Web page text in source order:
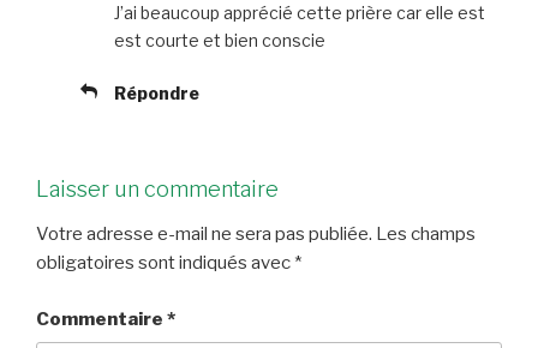
J’ai beaucoup apprécié cette prière car elle est
est courte et bien conscie
Répondre
Laisser un commentaire
Votre adresse e-mail ne sera pas publiée. Les champs
obligatoires sont indiqués avec *
Commentaire *